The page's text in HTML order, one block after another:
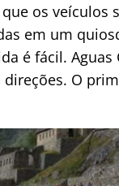
os veículos
em um
é fácil.
O